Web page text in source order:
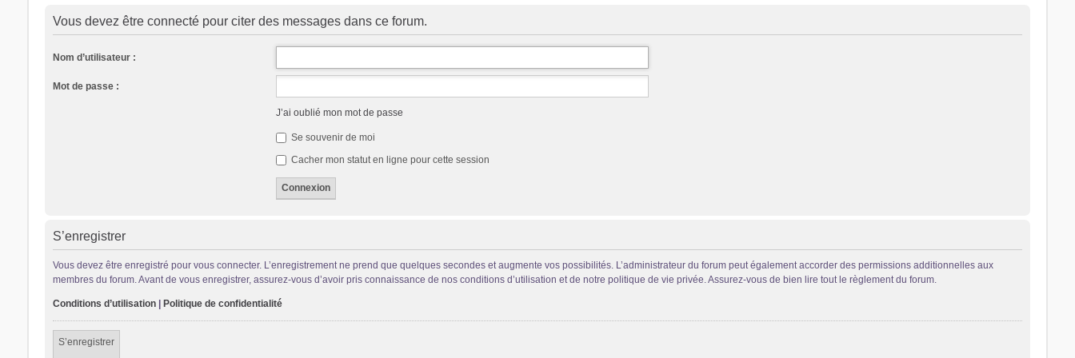
Vous devez être connecté pour citer des messages dans ce forum.
Nom d’utilisateur :
Mot de passe :
J’ai oublié mon mot de passe
Se souvenir de moi
Cacher mon statut en ligne pour cette session
S’enregistrer
Vous devez être enregistré pour vous connecter. L’enregistrement ne prend que quelques secondes et augmente vos possibilités. L’administrateur du forum peut également accorder des permissions additionnelles aux
membres du forum. Avant de vous enregistrer, assurez-vous d’avoir pris connaissance de nos conditions d’utilisation et de notre politique de vie privée. Assurez-vous de bien lire tout le règlement du forum.
Conditions d’utilisation| Politique de confidentialité
S’enregistrer